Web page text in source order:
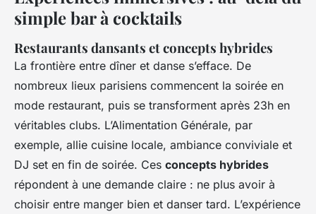
simple bar à cocktails
Restaurants dansants et concepts hybrides
La frontière entre dîner et danse s’efface. De
nombreux lieux parisiens commencent la soirée en
mode restaurant, puis se transforment après 23h en
véritables clubs. L’Alimentation Générale, par
exemple, allie cuisine locale, ambiance conviviale et
DJ set en fin de soirée. Ces concepts hybrides
répondent à une demande claire : ne plus avoir à
choisir entre manger bien et danser tard. L’expérience